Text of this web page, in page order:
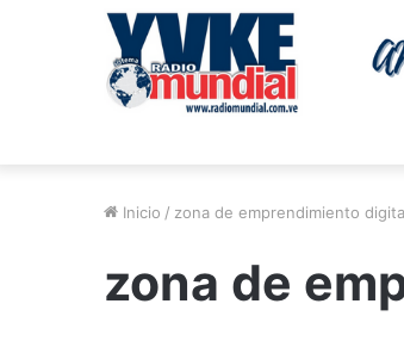
Inicio / zona de emprendimiento
zona de